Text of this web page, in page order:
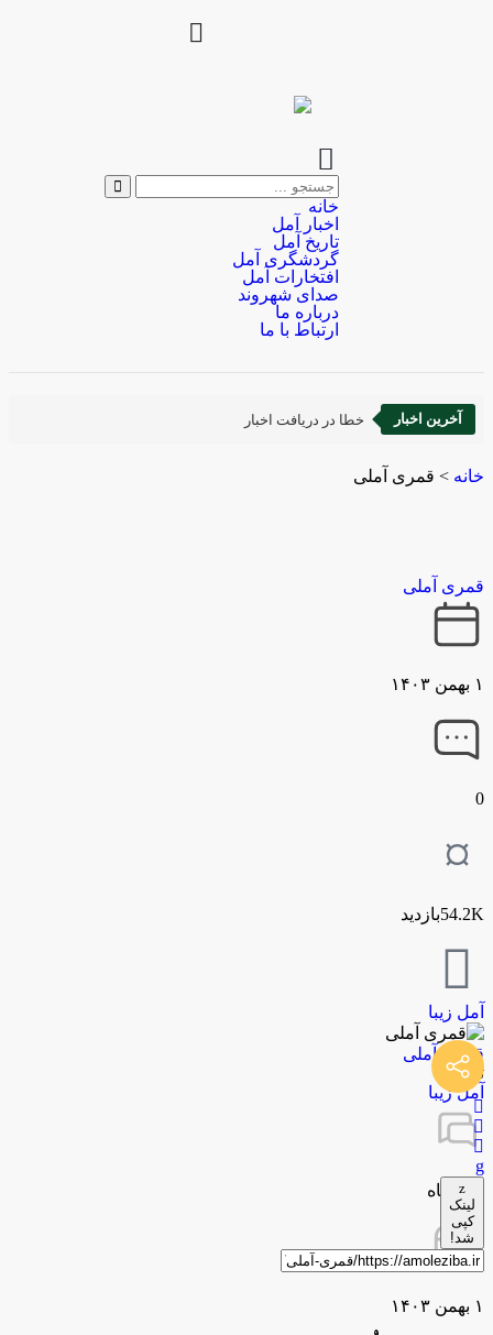
خانه
اخبار آمل
تاریخ آمل
گردشگری آمل
افتخارات آمل
صدای شهروند
درباره ما
ارتباط با ما
آخرین اخبار خطا در دریافت اخبار
خانه > قمری آملی
قمری آملی
۱ بهمن ۱۴۰۳
0
54.2Kبازدید
آمل زیبا
لینک
کپی
شد!
قمری آملی
توسط
آمل زیبا
۱ بهمن ۱۴۰۳